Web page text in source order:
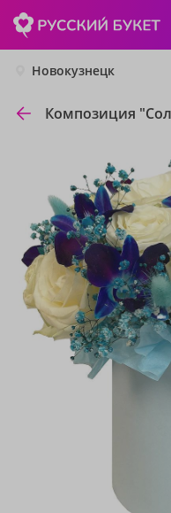
Новокузнецк
Композиция